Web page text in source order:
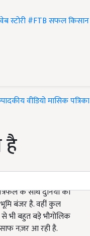
वेब स्टोरी#FTBसफल किसान
वीडियोमासिक पत्रिका
है
के साथ दुनिया का
बंजर है. वहीं कुल
भी बहुत बड़े भौगोलिक
नज़र आ रही है.